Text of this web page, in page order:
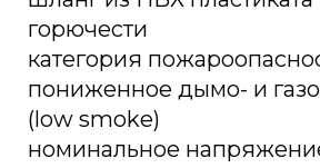
горючести
категория
пониженное дымо- и
(low smoke)
номинальное